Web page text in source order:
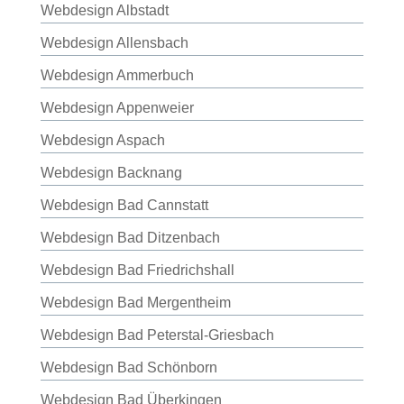
Webdesign Albstadt
Webdesign Allensbach
Webdesign Ammerbuch
Webdesign Appenweier
Webdesign Aspach
Webdesign Backnang
Webdesign Bad Cannstatt
Webdesign Bad Ditzenbach
Webdesign Bad Friedrichshall
Webdesign Bad Mergentheim
Webdesign Bad Peterstal-Griesbach
Webdesign Bad Schönborn
Webdesign Bad Überkingen